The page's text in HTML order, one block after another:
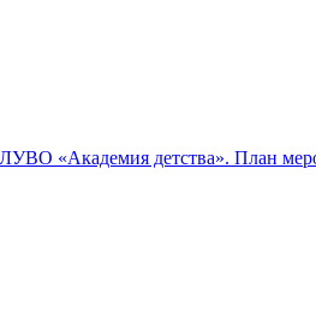
«Академия детства». План